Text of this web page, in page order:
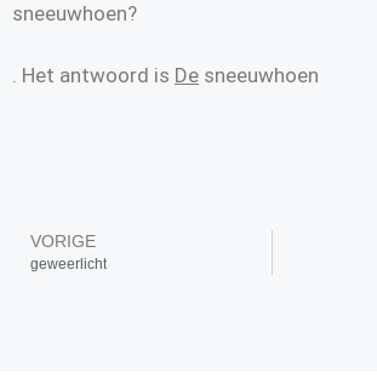
sneeuwhoen?
. Het antwoord is De sneeuwhoen
VORIGE
geweerlicht